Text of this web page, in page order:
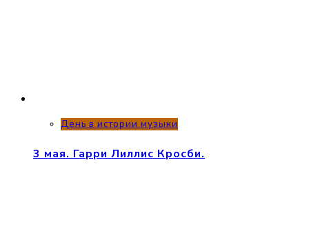
День в истории музыки
3 мая. Гарри Лиллис Кросби.